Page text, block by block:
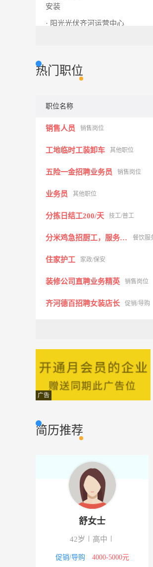
安装
· 阳光光伏齐河运营中心
热门职位
职位名称
销售人员 销售岗位
工地临时工装卸车 其他职位
五险一金招聘业务员 销售岗位
业务员 其他职位
分拣日结工200/天 技工/普工
分米鸡急招厨工，服务员，洗碗工 餐饮服
住家护工 家政/保安
装修公司直聘业务精英 销售岗位
齐河德百招聘女装店长 促销/导购
备货员 技工/普工
机械工程师 其他职位
齐河白象方便面总代理
电商美工 美术/设计
技工/普工
内衣专卖店招聘营业员
广告
简历推荐
舒女士
42岁 高中
促销/导购 4000-5000元